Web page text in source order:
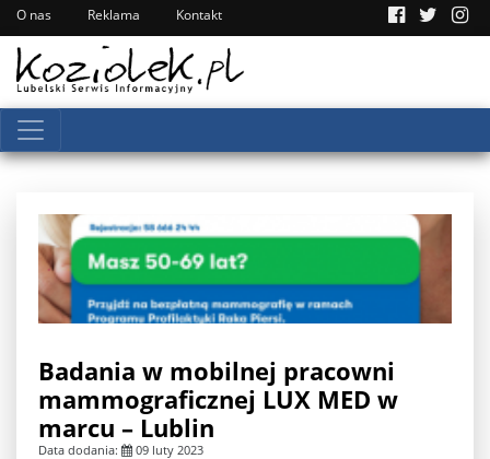
O nas Reklama Kontakt
Badania w mobilnej pracowni
mammograficznej LUX MED w
marcu – Lublin
Data dodania: 09 luty 2023